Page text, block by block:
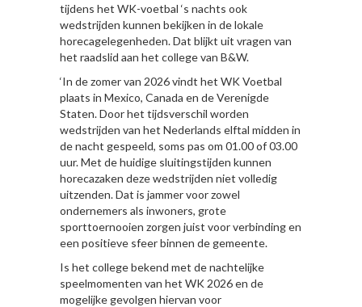
tijdens het WK-voetbal ‘s nachts ook
wedstrijden kunnen bekijken in de lokale
horecagelegenheden. Dat blijkt uit vragen van
het raadslid aan het college van B&W.
‘In de zomer van 2026 vindt het WK Voetbal
plaats in Mexico, Canada en de Verenigde
Staten. Door het tijdsverschil worden
wedstrijden van het Nederlands elftal midden in
de nacht gespeeld, soms pas om 01.00 of 03.00
uur. Met de huidige sluitingstijden kunnen
horecazaken deze wedstrijden niet volledig
uitzenden. Dat is jammer voor zowel
ondernemers als inwoners, grote
sporttoernooien zorgen juist voor verbinding en
een positieve sfeer binnen de gemeente.
Is het college bekend met de nachtelijke
speelmomenten van het WK 2026 en de
mogelijke gevolgen hiervan voor